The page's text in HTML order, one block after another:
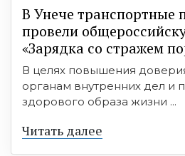
В Унече транспортные
провели
«Зарядка со стражем
В целях повышения
органам внутренних дел и
здорового образа жизни ...
Читать далее